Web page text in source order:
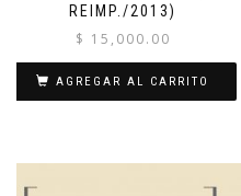
REIMP./2013)
$ 15,000.00
AGREGAR AL CARRITO